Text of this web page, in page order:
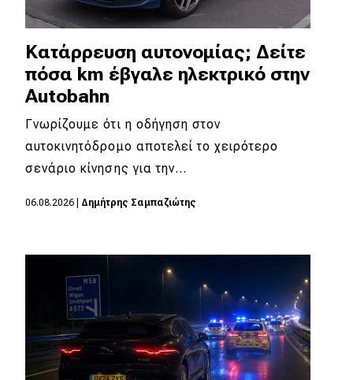
Συμβουλές
ΚΤΕΟ
Οδική βοήθεια
eDRIVE
Κατάρρευση αυτονομίας; Δείτε
πόσα km έβγαλε ηλεκτρικό στην
Autobahn
Γνωρίζουμε ότι η οδήγηση στον
αυτοκινητόδρομο αποτελεί το χειρότερο
σενάριο κίνησης για την…
06.08.2026 Δημήτρης Σαμπαζιώτης